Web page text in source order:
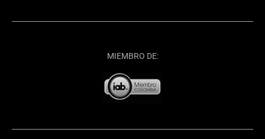
MIEMBRO DE: